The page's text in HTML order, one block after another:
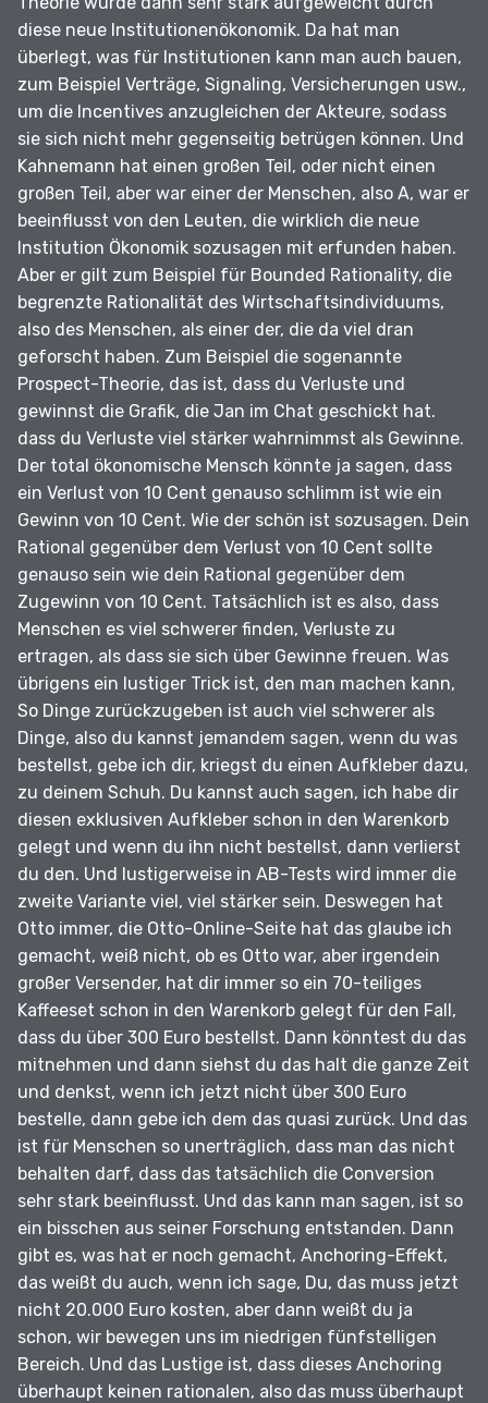
diese neue Institutionenökonomik. Da hat man
überlegt, was für Institutionen kann man auch bauen,
zum Beispiel Verträge, Signaling, Versicherungen usw.,
um die Incentives anzugleichen der Akteure, sodass
sie sich nicht mehr gegenseitig betrügen können. Und
Kahnemann hat einen großen Teil, oder nicht einen
großen Teil, aber war einer der Menschen, also A, war er
beeinflusst von den Leuten, die wirklich die neue
Institution Ökonomik sozusagen mit erfunden haben.
Aber er gilt zum Beispiel für Bounded Rationality, die
begrenzte Rationalität des Wirtschaftsindividuums,
also des Menschen, als einer der, die da viel dran
geforscht haben. Zum Beispiel die sogenannte
Prospect-Theorie, das ist, dass du Verluste und
gewinnst die Grafik, die Jan im Chat geschickt hat.
dass du Verluste viel stärker wahrnimmst als Gewinne.
Der total ökonomische Mensch könnte ja sagen, dass
ein Verlust von 10 Cent genauso schlimm ist wie ein
Gewinn von 10 Cent. Wie der schön ist sozusagen. Dein
Rational gegenüber dem Verlust von 10 Cent sollte
genauso sein wie dein Rational gegenüber dem
Zugewinn von 10 Cent. Tatsächlich ist es also, dass
Menschen es viel schwerer finden, Verluste zu
ertragen, als dass sie sich über Gewinne freuen. Was
übrigens ein lustiger Trick ist, den man machen kann,
So Dinge zurückzugeben ist auch viel schwerer als
Dinge, also du kannst jemandem sagen, wenn du was
bestellst, gebe ich dir, kriegst du einen Aufkleber dazu,
zu deinem Schuh. Du kannst auch sagen, ich habe dir
diesen exklusiven Aufkleber schon in den Warenkorb
gelegt und wenn du ihn nicht bestellst, dann verlierst
du den. Und lustigerweise in AB-Tests wird immer die
zweite Variante viel, viel stärker sein. Deswegen hat
Otto immer, die Otto-Online-Seite hat das glaube ich
gemacht, weiß nicht, ob es Otto war, aber irgendein
großer Versender, hat dir immer so ein 70-teiliges
Kaffeeset schon in den Warenkorb gelegt für den Fall,
dass du über 300 Euro bestellst. Dann könntest du das
mitnehmen und dann siehst du das halt die ganze Zeit
und denkst, wenn ich jetzt nicht über 300 Euro
bestelle, dann gebe ich dem das quasi zurück. Und das
ist für Menschen so unerträglich, dass man das nicht
behalten darf, dass das tatsächlich die Conversion
sehr stark beeinflusst. Und das kann man sagen, ist so
ein bisschen aus seiner Forschung entstanden. Dann
gibt es, was hat er noch gemacht, Anchoring-Effekt,
das weißt du auch, wenn ich sage, Du, das muss jetzt
nicht 20.000 Euro kosten, aber dann weißt du ja
schon, wir bewegen uns im niedrigen fünfstelligen
Bereich. Und das Lustige ist, dass dieses Anchoring
überhaupt keinen rationalen, also das muss überhaupt